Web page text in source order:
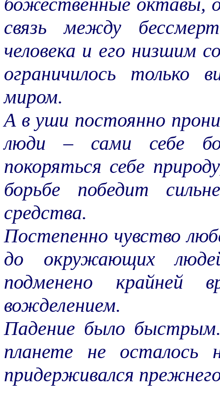
связь между
человека и его низшим
ограничилось только
миром.
А в уши постоянно
люди – сами себе
покоряться себе
борьбе победит
средства.
Постепенно чувство
до окружающих
подменено крайней
вожделением.
Падение было
планете не осталось
придерживался